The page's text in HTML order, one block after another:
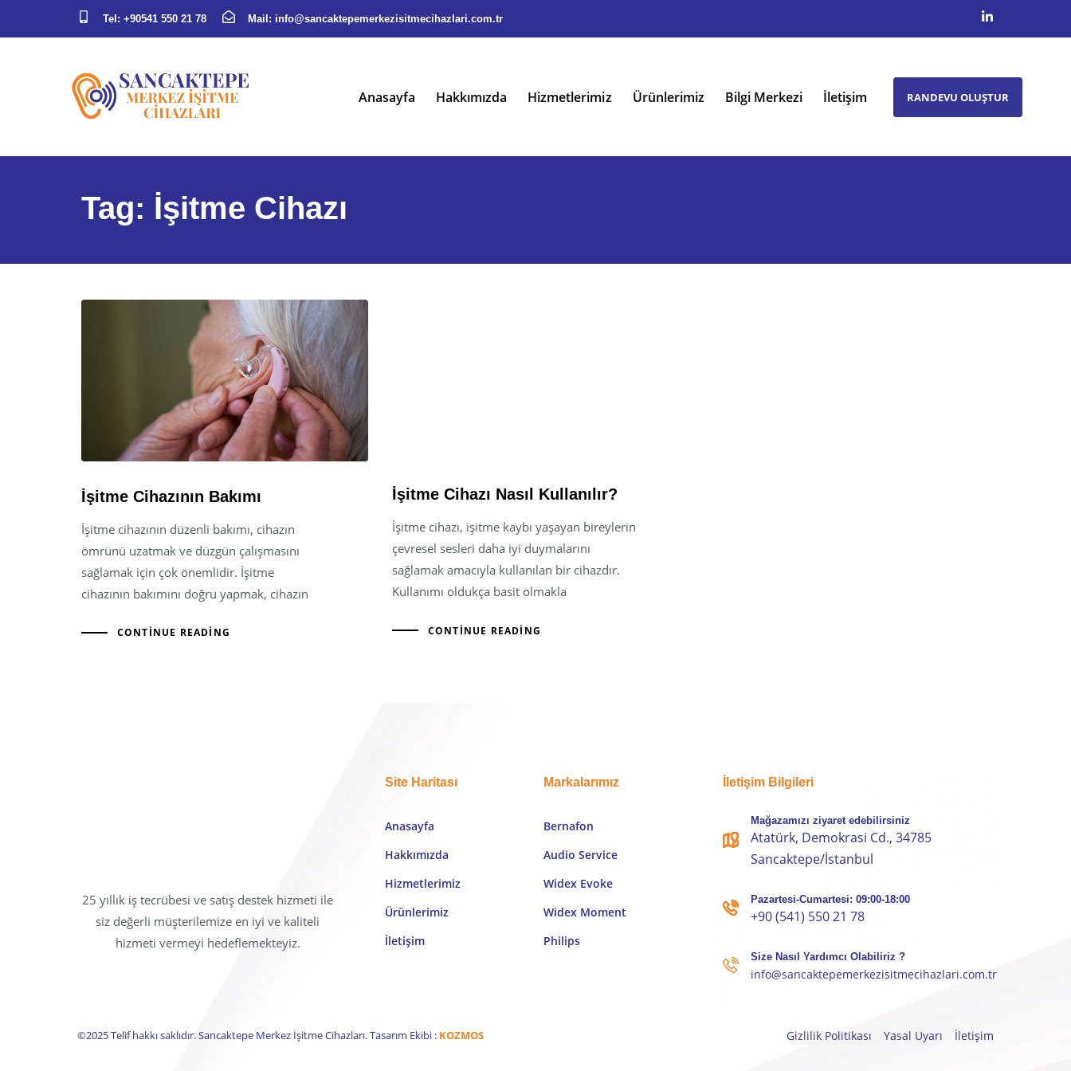
Tel: +90541 550 21 78 Mail: info@sancaktepemerkezisitmecihazlari.com.tr
Anasayfa Hakkımızda Hizmetlerimiz Ürünlerimiz Bilgi Merkezi İletişim RANDEVU OLUŞTUR
Tag: İşitme Cihazı
İşitme Cihazının Bakımı
İşitme cihazının düzenli bakımı, cihazın
ömrünü uzatmak ve düzgün çalışmasını
sağlamak için çok önemlidir. İşitme
cihazının bakımını doğru yapmak, cihazın
CONTINUE READING
İşitme Cihazı Nasıl Kullanılır?
İşitme cihazı, işitme kaybı yaşayan bireylerin
çevresel sesleri daha iyi duymalarını
sağlamak amacıyla kullanılan bir cihazdır.
Kullanımı oldukça basit olmakla
CONTINUE READING
25 yıllık iş tecrübesi ve satış destek hizmeti ile
siz değerli müşterilemize en iyi ve kaliteli
hizmeti vermeyi hedeflemekteyiz.
Site Haritası
Anasayfa
Hakkımızda
Hizmetlerimiz
Ürünlerimiz
İletişim
Markalarımız
Bernafon
Audio Service
Widex Evoke
Widex Moment
Philips
İletişim Bilgileri
Mağazamızı ziyaret edebilirsiniz
Atatürk, Demokrasi Cd., 34785
Sancaktepe/İstanbul
Pazartesi-Cumartesi: 09:00-18:00
+90 (541) 550 21 78
Size Nasıl Yardımcı Olabiliriz ?
info@sancaktepemerkezisitmecihazlari.com.tr
©2025 Telif hakkı saklıdır. Sancaktepe Merkez İşitme Cihazları. Tasarım Ekibi : KOZMOS Gizlilik Politikası Yasal Uyarı İletişim